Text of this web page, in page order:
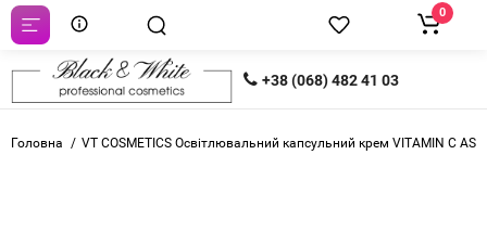
+38 (068) 482 41 03
0
Головна VT COSMETICS Освітлювальний капсульний крем VITAMIN C